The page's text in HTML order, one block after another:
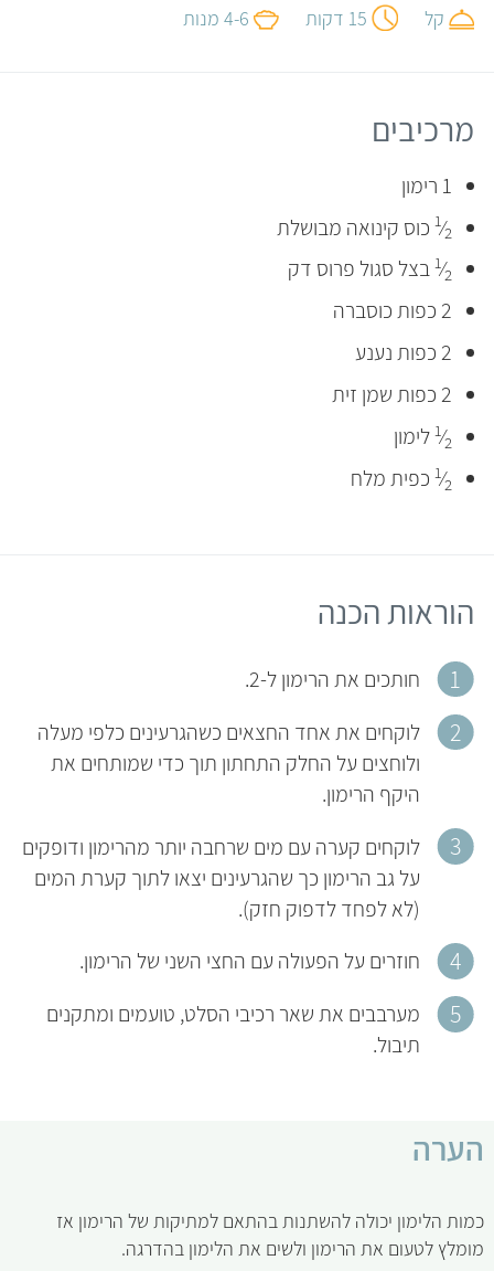
קל 15 דקות 4-6 מנות
מרכיבים
1 רימון
1⁄2 כוס קינואה מבושלת
1⁄2 בצל סגול פרוס דק
2 כפות כוסברה
2 כפות נענע
2 כפות שמן זית
1⁄2 לימון
1⁄2 כפית מלח
הוראות הכנה
חותכים את הרימון ל-2.
לוקחים את אחד החצאים כשהגרעינים כלפי מעלה
ולוחצים על החלק התחתון תוך כדי שמותחים את
היקף הרימון.
לוקחים קערה עם מים שרחבה יותר מהרימון ודופקים
על גב הרימון כך שהגרעינים יצאו לתוך קערת המים
(לא לפחד לדפוק חזק).
חוזרים על הפעולה עם החצי השני של הרימון.
מערבבים את שאר רכיבי הסלט, טועמים ומתקנים
תיבול.
הערה
כמות הלימון יכולה להשתנות בהתאם למתיקות של הרימון אז
מומלץ לטעום את הרימון ולשים את הלימון בהדרגה.